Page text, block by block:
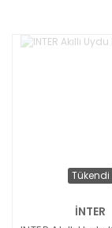
Tükendi
İNTER